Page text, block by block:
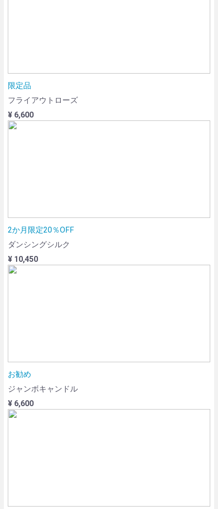
限定品
フライアウトローズ
¥ 6,600
2か月限定20％OFF
ダンシングシルク
¥ 10,450
お勧め
ジャンボキャンドル
¥ 6,600